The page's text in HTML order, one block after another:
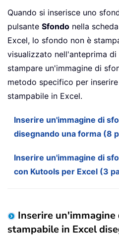
Quando si inserisce uno
pulsante Sfondo nella scheda
Excel, lo sfondo non è
visualizzato nell'anteprima
stampare un'immagine di
metodo specifico per
stampabile in Excel.
Inserire un'immagine di
disegnando una forma (8
Inserire un'immagine di
con Kutools per Excel (3
Inserire un'immagine
stampabile in Excel